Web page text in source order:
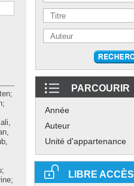
;
;
;
;
PARCOURIR
Année
Auteur
Unité d'appartenance
LIBRE ACCÈS